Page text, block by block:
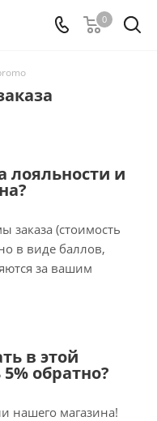
0
лояльности и
заказа (стоимость
в виде баллов,
за вашим
в этой
обратно?
нашего магазина!